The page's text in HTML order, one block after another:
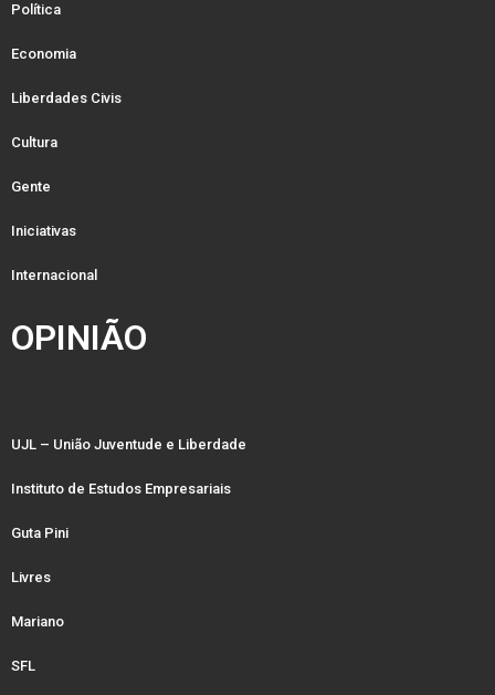
Política
Economia
Liberdades Civis
Cultura
Gente
Iniciativas
Internacional
OPINIÃO
UJL – União Juventude e Liberdade
Instituto de Estudos Empresariais
Guta Pini
Livres
Mariano
SFL